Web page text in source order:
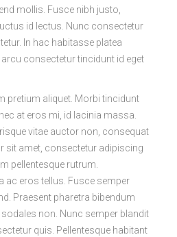
mollis. Fusce nibh justo,
id lectus. Nunc consectetur
In hac habitasse platea
consectetur tincidunt id eget
pretium aliquet. Morbi tincidunt
at eros mi, id lacinia massa.
vitae auctor non, consequat
sit amet, consectetur adipiscing
pellentesque rutrum.
ac eros tellus. Fusce semper
Praesent pharetra bibendum
non. Nunc semper blandit
quis. Pellentesque habitant